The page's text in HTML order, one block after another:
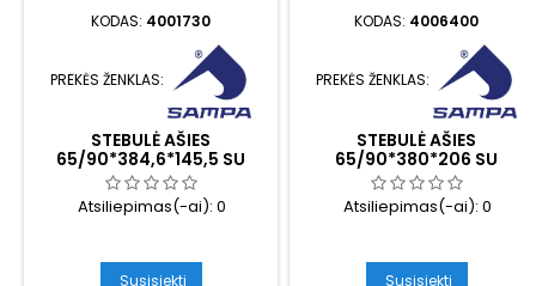
KODAS: 4001730
PREKĖS ŽENKLAS:
STEBULĖ AŠIES
65/90*384,6*145,5 SU
GUOLIAIS
Atsiliepimas(-ai): 0
Susisiekti
KODAS: 4006400
PREKĖS ŽENKLAS:
STEBULĖ AŠIES
65/90*380*206 SU
GUOLIAIS IR DANGTELIU
Atsiliepimas(-ai): 0
Susisiekti